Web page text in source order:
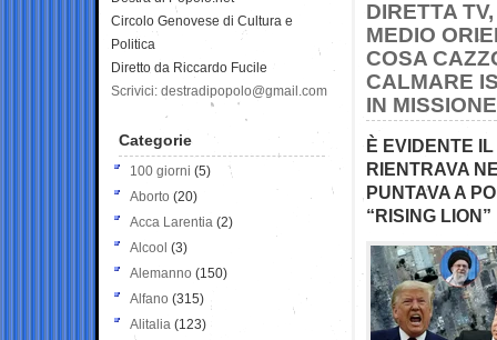
DIRETTA
MEDIO
COSA
CALMARE
IN
È EVIDENTE
RIENTRAVA
PUNTAVA A
“RISING
Circolo Genovese di Cultura e
Politica
Diretto da Riccardo Fucile
Scrivici: destradipopolo@gmail.com
Categorie
100 giorni (5)
Aborto (20)
Acca Larentia (2)
Alcool (3)
Alemanno (150)
Alfano (315)
Alitalia (123)